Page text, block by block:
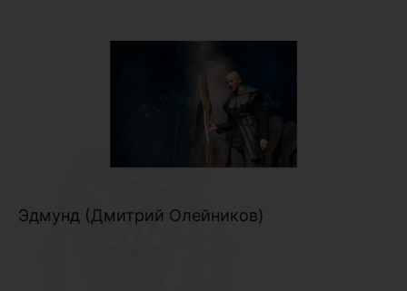
Эдмунд (Дмитрий Олейников)